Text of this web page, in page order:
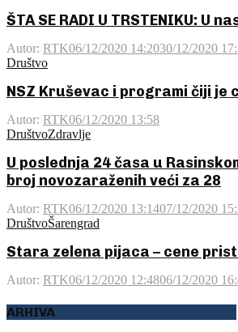
ŠTA SE RADI U TRSTENIKU: U
Autor: RTK06/12/2020 14:2030/12/2020
Društvo
NSZ Kruševac i programi čiji je
Autor: RTK06/12/2020 13:58
DruštvoZdravlje
U poslednja 24 časa u
broj novozaraženih veći za 28
Autor: RTK06/12/2020 13:1407/12/2020
DruštvoŠarengrad
Stara zelena pijaca – cene
Autor: RTK06/12/2020 12:4806/12/2020
ARHIVA